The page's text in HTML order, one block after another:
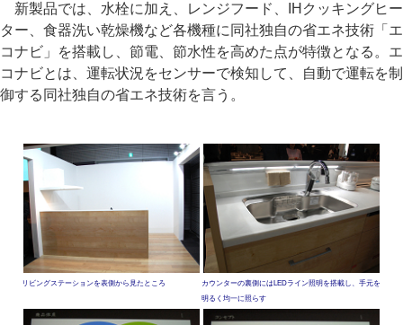
新製品では、水栓に加え、レンジフード、IHクッキングヒー
ター、食器洗い乾燥機など各機種に同社独自の省エネ技術「エ
コナビ」を搭載し、節電、節水性を高めた点が特徴となる。エ
コナビとは、運転状況をセンサーで検知して、自動で運転を制
御する同社独自の省エネ技術を言う。
リビングステーションを表側から見たところ
カウンターの裏側にはLEDライン照明を搭載し、手元を
明るく均一に照らす